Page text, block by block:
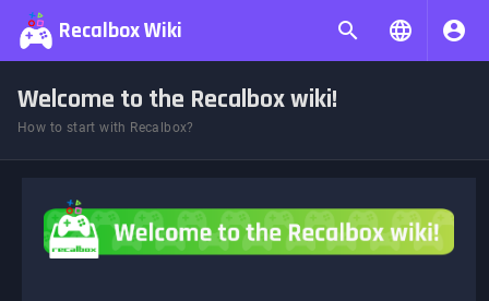
Recalbox Wiki
Welcome to the Recalbox wiki!
How to start with Recalbox?